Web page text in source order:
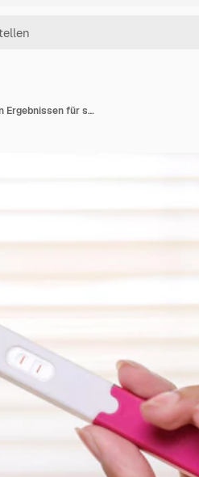
Handschwangerschaftstest und Nachrichten mit positiven Ergebnissen für schwangere